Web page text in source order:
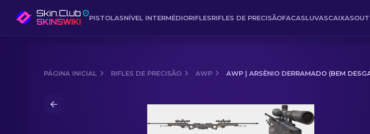
PISTOLASNÍVEL INTERMÉDIORIFLESRIFLES DE PRECISÃOFACASLUVASCAIXAS
PÁGINA INICIAL RIFLES DE PRECISÃO AWP AWP | ARSÊNIO DERRAMADO (BEM
AWP | Arsênio Derramado (Bem Desgastada)